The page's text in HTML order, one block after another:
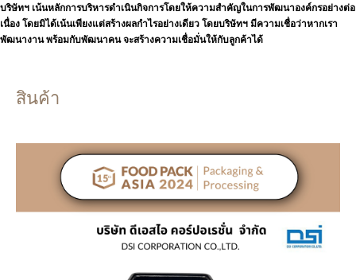
บริษัทฯ เน้นหลักการบริหารดำเนินกิจการโดยให้ความสำคัญในการพัฒนาองค์กรอย่างต่อ
เนื่อง โดยมิได้เน้นเพียงแต่สร้างผลกำไรอย่างเดียว โดยบริษัทฯ มีความเชื่อว่าหากเรา
พัฒนางาน พร้อมกับพัฒนาคน จะสร้างความเชื่อมั่นให้กับลูกค้าได้
สินค้า